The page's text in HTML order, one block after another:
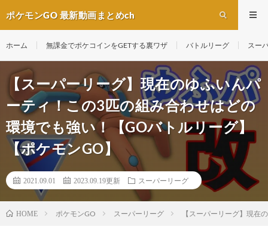
ポケモンGO 最新動画まとめch
ホーム 無課金でポケコインをGETする裏ワザ バトルリーグ スー
【スーパーリーグ】現在のゆふいんパ
ーティ！この3匹の組み合わせはどの
環境でも強い！【GOバトルリーグ】
【ポケモンGO】
2021.09.01 2023.09.19更新 スーパーリーグ
HOME ポケモンGO スーパーリーグ 【スーパーリーグ】現在